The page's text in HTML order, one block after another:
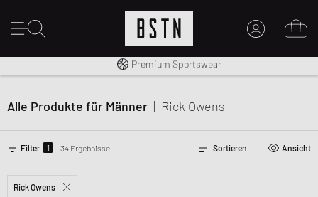
EINEN ACCOUNT ERSTELLEN
Kostenloser Versand nach DE ab € 70
Premium Sportswear
14 Tage Rückgaberecht
Alle Produkte für Männer | Rick Owens
Filter 1 34 Ergebnisse Sortieren Ansicht
Rick Owens